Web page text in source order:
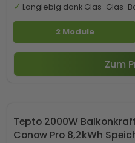
2 Module
Langlebig dank Glas-Glas-
Zum
Tepto 2000W
Conow Pro 8,2kWh